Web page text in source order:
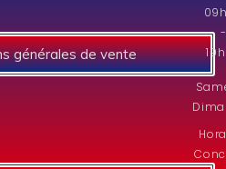
générales de vente
-